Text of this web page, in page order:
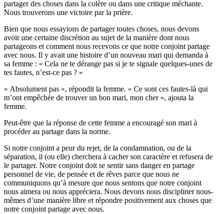
partager des choses dans la colère ou dans une critique méchante.
Nous trouverons une victoire par la prière.
Bien que nous essayions de partager toutes choses, nous devons
avoir une certaine discrétion au sujet de la manière dont nous
partageons et comment nous recevons ce que notre conjoint partage
avec nous. Il y avait une histoire d’un nouveau mari qui demanda à
sa femme : « Cela ne te dérange pas si je te signale quelques-unes de
tes fautes, n’est-ce pas ? »
« Absolument pas », répondit la femme. « Ce sont ces fautes-là qui
m’ont empêchée de trouver un bon mari, mon cher », ajouta la
femme.
Peut-être que la réponse de cette femme a encouragé son mari à
procéder au partage dans la norme.
Si notre conjoint a peur du rejet, de la condamnation, ou de la
séparation, il (ou elle) cherchera à cacher son caractère et refusera de
le partager. Notre conjoint doit se sentir sans danger en partage
personnel de vie, de pensée et de rêves parce que nous ne
communiquons qu’à mesure que nous sentons que notre conjoint
nous aimera ou nous appréciera. Nous devons nous discipliner nous-
mêmes d’une manière libre et répondre positivement aux choses que
notre conjoint partage avec nous.